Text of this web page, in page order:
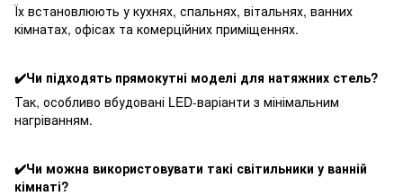
Їх встановлюють у кухнях, спальнях, вітальнях, ванних
кімнатах, офісах та комерційних приміщеннях.
✔️Чи підходять прямокутні моделі для натяжних стель?
Так, особливо вбудовані LED-варіанти з мінімальним
нагріванням.
✔️Чи можна використовувати такі світильники у ванній
кімнаті?